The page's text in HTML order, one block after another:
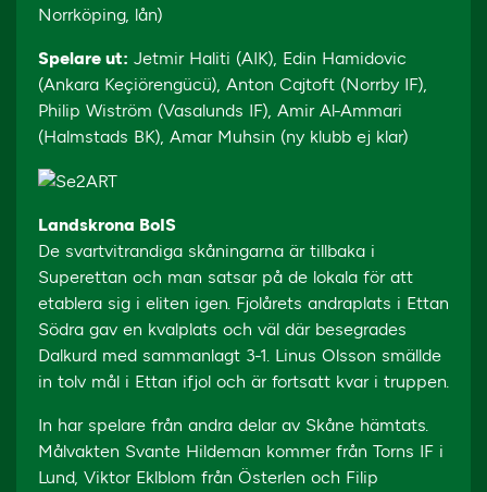
Norrköping, lån)
Spelare ut: Jetmir Haliti (AIK), Edin Hamidovic
(Ankara Keçiörengücü), Anton Cajtoft (Norrby IF),
Philip Wiström (Vasalunds IF), Amir Al-Ammari
(Halmstads BK), Amar Muhsin (ny klubb ej klar)
Landskrona BoIS
De svartvitrandiga skåningarna är tillbaka i
Superettan och man satsar på de lokala för att
etablera sig i eliten igen. Fjolårets andraplats i Ettan
Södra gav en kvalplats och väl där besegrades
Dalkurd med sammanlagt 3-1. Linus Olsson smällde
in tolv mål i Ettan ifjol och är fortsatt kvar i truppen.
In har spelare från andra delar av Skåne hämtats.
Målvakten Svante Hildeman kommer från Torns IF i
Lund, Viktor Eklblom från Österlen och Filip